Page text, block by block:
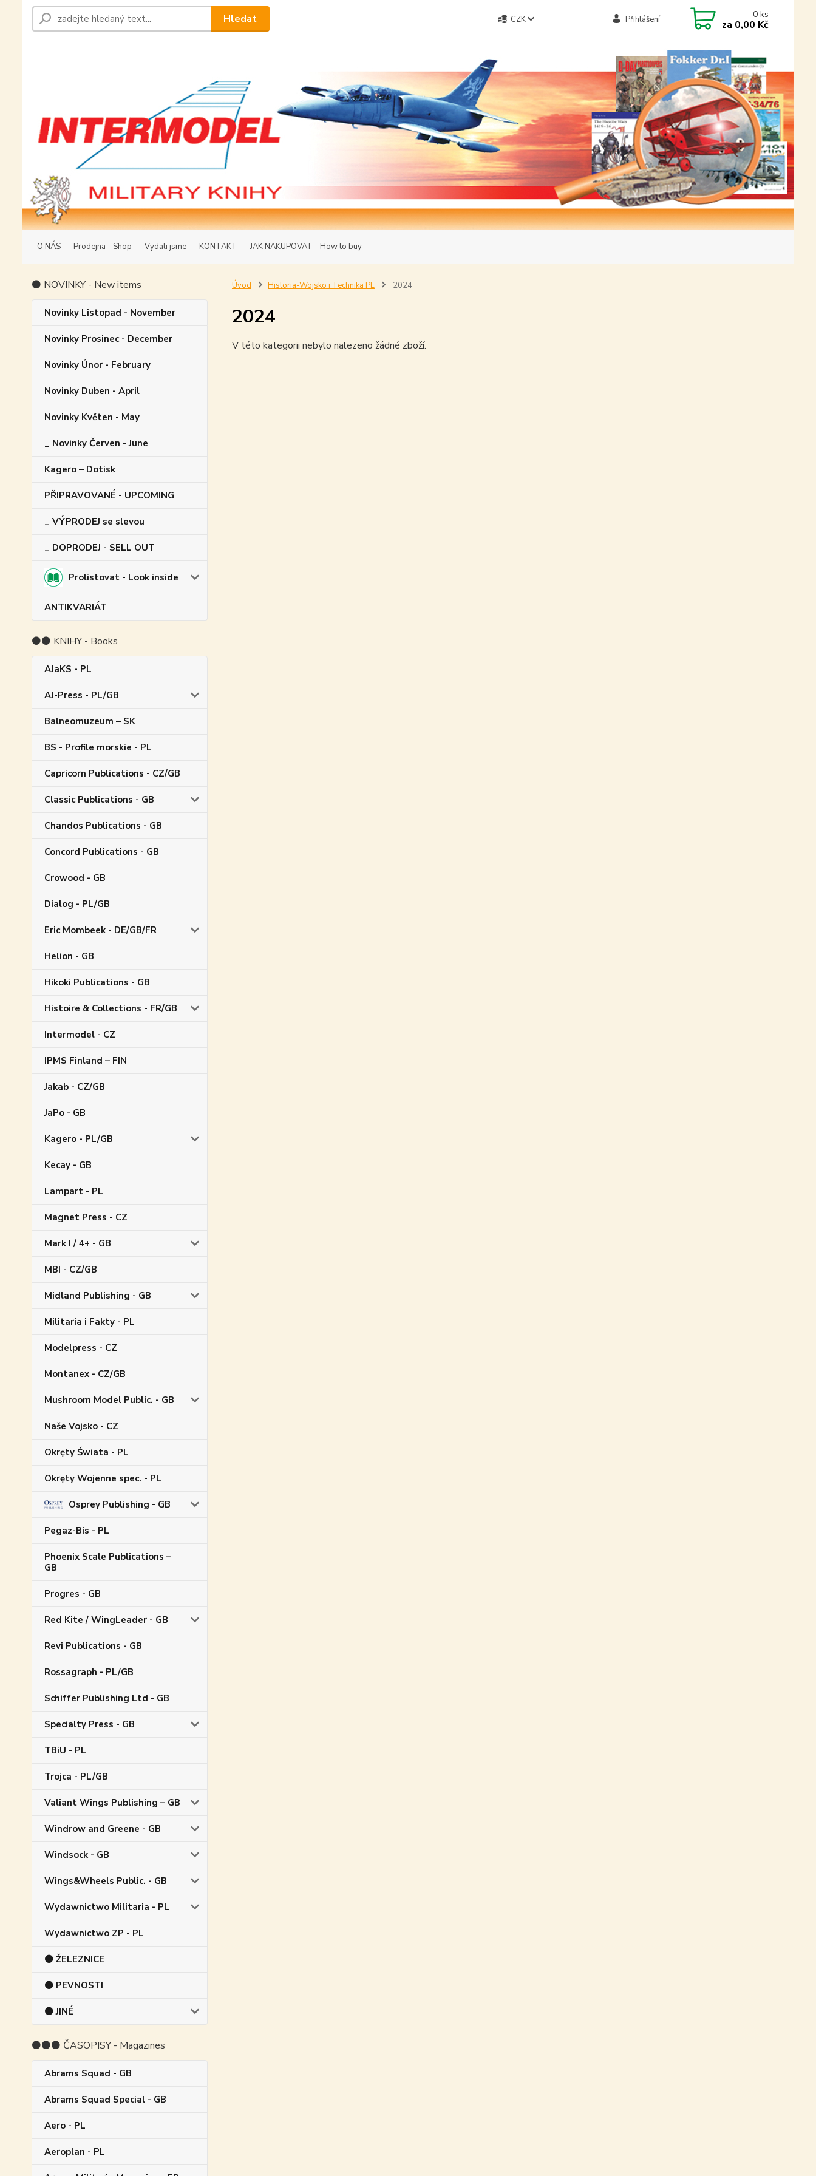
O NÁS Prodejna - Shop Vydali jsme KONTAKT JAK NAKUPOVAT - How to buy
CZK Přihlášení
Hledat 0 ks
za 0,00 Kč
⚫ NOVINKY - New items
Novinky Listopad - November
Novinky Prosinec - December
Novinky Únor - February
Novinky Duben - April
Novinky Květen - May
_ Novinky Červen - June
Kagero – Dotisk
PŘIPRAVOVANÉ - UPCOMING
_ VÝPRODEJ se slevou
_ DOPRODEJ - SELL OUT
Prolistovat - Look inside
ANTIKVARIÁT
⚫⚫ KNIHY - Books
AJaKS - PL
AJ-Press - PL/GB
Balneomuzeum – SK
BS - Profile morskie - PL
Capricorn Publications - CZ/GB
Classic Publications - GB
Chandos Publications - GB
Concord Publications - GB
Crowood - GB
Dialog - PL/GB
Eric Mombeek - DE/GB/FR
Helion - GB
Hikoki Publications - GB
Histoire & Collections - FR/GB
Intermodel - CZ
IPMS Finland – FIN
Jakab - CZ/GB
JaPo - GB
Kagero - PL/GB
Kecay - GB
Lampart - PL
Magnet Press - CZ
Mark I / 4+ - GB
MBI - CZ/GB
Midland Publishing - GB
Militaria i Fakty - PL
Modelpress - CZ
Montanex - CZ/GB
Mushroom Model Public. - GB
Naše Vojsko - CZ
Okręty Świata - PL
Okręty Wojenne spec. - PL
Osprey Publishing - GB
Pegaz-Bis - PL
Phoenix Scale Publications –
GB
Progres - GB
Red Kite / WingLeader - GB
Revi Publications - GB
Rossagraph - PL/GB
Schiffer Publishing Ltd - GB
Specialty Press - GB
TBiU - PL
Trojca - PL/GB
Valiant Wings Publishing – GB
Windrow and Greene - GB
Windsock - GB
Wings&Wheels Public. - GB
Wydawnictwo Militaria - PL
Wydawnictwo ZP - PL
⚫ ŽELEZNICE
⚫ PEVNOSTI
⚫ JINÉ
⚫⚫⚫ ČASOPISY - Magazines
Abrams Squad - GB
Abrams Squad Special - GB
Aero - PL
Aeroplan - PL
Úvod Historia-Wojsko i Technika PL 2024
2024
V této kategorii nebylo nalezeno žádné zboží.